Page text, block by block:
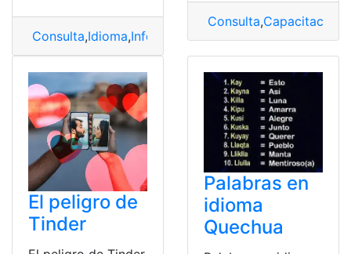
Consulta,Idioma,Información
Consulta,Capacitación
El peligro de
Tinder
Palabras en
idioma
Quechua